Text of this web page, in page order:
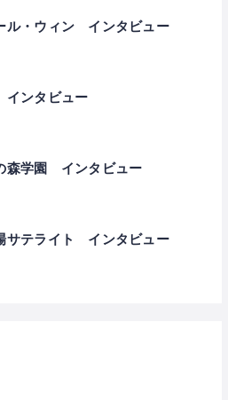
ル・ウィン インタビュー
ンタビュー
森学園 インタビュー
サテライト インタビュー